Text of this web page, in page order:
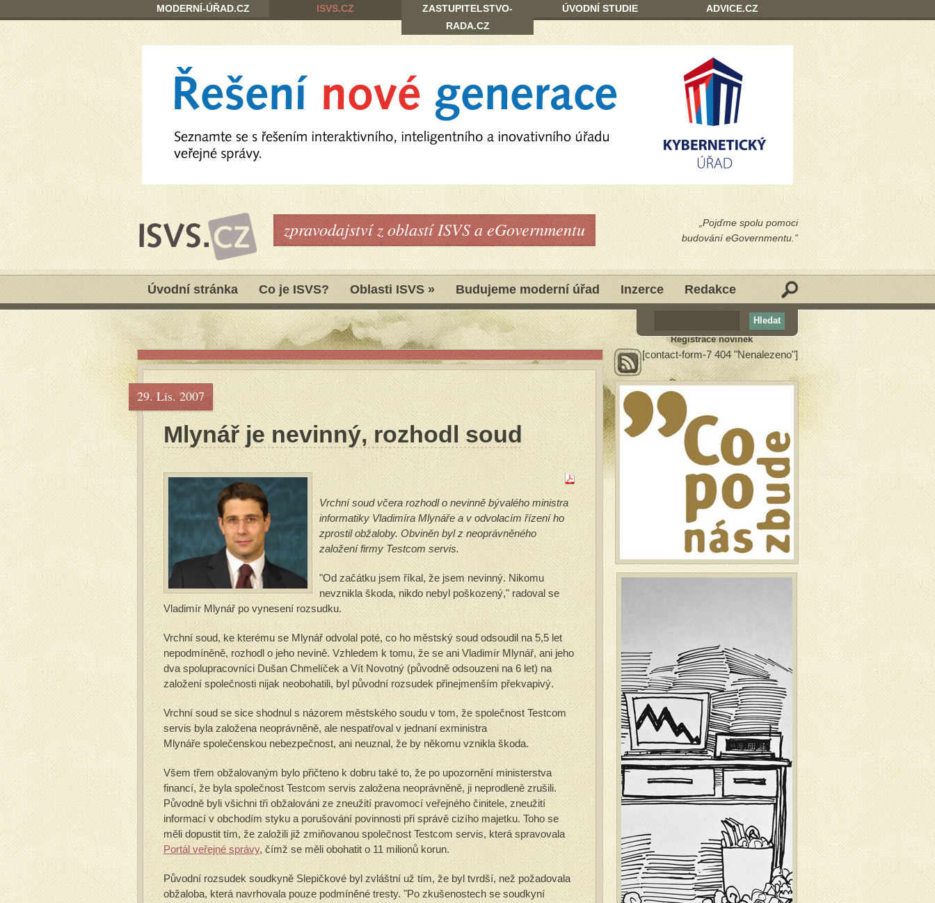
„Pojďme spolu pomoci
budování eGovernmentu.”
zpravodajství z oblastí ISVS a eGovernmentu
Úvodní stránka Co je ISVS? Oblasti ISVS » Budujeme moderní úřad Inzerce Redakce
29. Lis. 2007
Mlynář je nevinný, rozhodl soud
Vrchní soud včera rozhodl o nevinně bývalého ministra
informatiky Vladimíra Mlynáře a v odvolacím řízení ho
zprostil obžaloby. Obviněn byl z neoprávněného
založení firmy Testcom servis.
"Od začátku jsem říkal, že jsem nevinný. Nikomu
nevznikla škoda, nikdo nebyl poškozený," radoval se
Vladimír Mlynář po vynesení rozsudku.
Vrchní soud, ke kterému se Mlynář odvolal poté, co ho městský soud odsoudil na 5,5 let
nepodmíněně, rozhodl o jeho nevině. Vzhledem k tomu, že se ani Vladimír Mlynář, ani jeho
dva spolupracovníci Dušan Chmelíček a Vít Novotný (původně odsouzeni na 6 let) na
založení společnosti nijak neobohatili, byl původní rozsudek přinejmenším překvapivý.
Vrchní soud se sice shodnul s názorem městského soudu v tom, že společnost Testcom
servis byla založena neoprávněně, ale nespatřoval v jednaní exministra
Mlynáře společenskou nebezpečnost, ani neuznal, že by někomu vznikla škoda.
Všem třem obžalovaným bylo přičteno k dobru také to, že po upozornění ministerstva
financí, že byla společnost Testcom servis založena neoprávněně, ji neprodleně zrušili.
Původně byli všichni tři obžalováni ze zneužití pravomocí veřejného činitele, zneužití
informací v obchodím styku a porušování povinnosti při správě cizího majetku. Toho se
měli dopustit tím, že založili již zmiňovanou společnost Testcom servis, která spravovala
Portál veřejné správy, čímž se měli obohatit o 11 milionů korun.
Původní rozsudek soudkyně Slepičkové byl zvláštní už tím, že byl tvrdší, než požadovala
obžaloba, která navrhovala pouze podmíněné tresty. "Po zkušenostech se soudkyní
Registrace novinek
[contact-form-7 404 "Nenalezeno"]
MODERNÍ-ÚŘAD.CZ ISVS.CZ
ZASTUPITELSTVO-
RADA.CZ
ÚVODNÍ STUDIE ADVICE.CZ